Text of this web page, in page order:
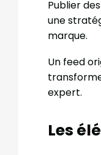
Publier
une
marque.
Un feed
expert.
Les